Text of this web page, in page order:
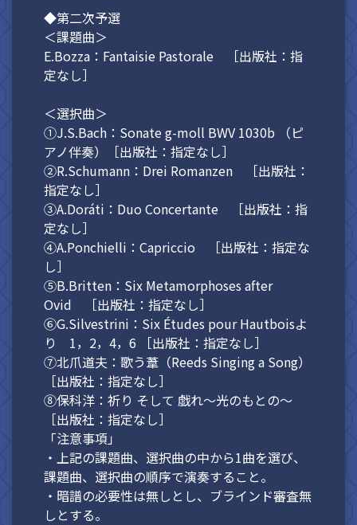
◆第二次予選
＜課題曲＞
E.Bozza：Fantaisie Pastorale ［出版社：指
定なし］
＜選択曲＞
①J.S.Bach：Sonate g-moll BWV 1030b （ピ
アノ伴奏）［出版社：指定なし］
②R.Schumann：Drei Romanzen ［出版社：
指定なし］
③A.Doráti：Duo Concertante ［出版社：指
定なし］
④A.Ponchielli：Capriccio ［出版社：指定な
し］
⑤B.Britten：Six Metamorphoses after
Ovid ［出版社：指定なし］
⑥G.Silvestrini：Six Études pour Hautboisよ
り 1，2，4，6 ［出版社：指定なし］
⑦北爪道夫：歌う葦（Reeds Singing a Song）
［出版社：指定なし］
⑧保科洋：祈り そして 戯れ～光のもとの～
［出版社：指定なし］
「注意事項」
・上記の課題曲、選択曲の中から1曲を選び、
課題曲、選択曲の順序で演奏すること。
・暗譜の必要性は無しとし、ブラインド審査無
しとする。